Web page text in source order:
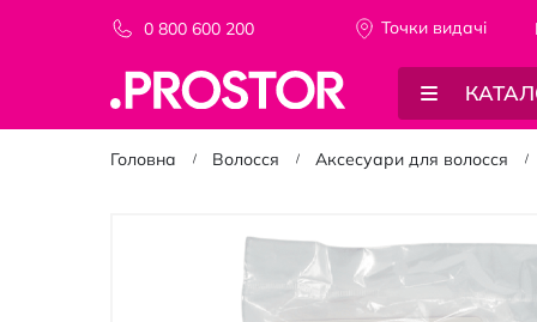
0 800 600 200 Точки видачi
Головна Волосся Аксесуари для волосся